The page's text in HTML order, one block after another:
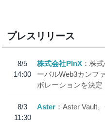
プレスリリース
8/5
14:00
株式会社PlnX
株
ーバルWeb3カンフ
ボレーションを決定
8/3
11:30
Aster Aster Vault